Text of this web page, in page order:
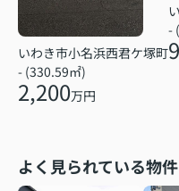
いわき市小名浜西君ケ塚町
- (330.59㎡)
2,200万円
-
よく見られている物件